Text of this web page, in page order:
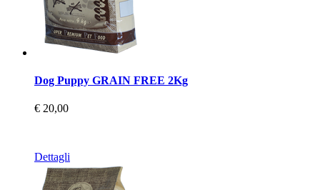
Dog Puppy GRAIN FREE 2Kg
€ 20,00
Dettagli